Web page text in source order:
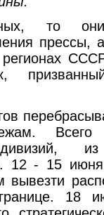
то
прессы,
дивизий,
12 - 15
вывезти
18